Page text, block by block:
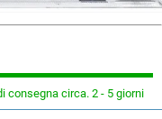
consegna circa. 2 - 5 giorni